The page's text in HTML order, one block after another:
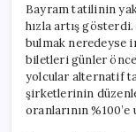
Bayram tatilinin
hızla artış
bulmak neredeyse
biletleri günler
yolcular alternatif
şirketlerinin
oranlarının